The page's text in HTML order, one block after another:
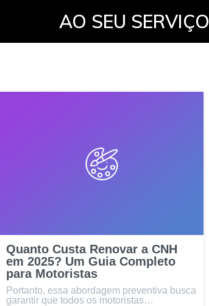
AO SEU SERVIÇO
Quanto Custa Renovar a CNH
em 2025? Um Guia Completo
para Motoristas
Portanto, essa abordagem preventiva busca
garantir que todos os motoristas…